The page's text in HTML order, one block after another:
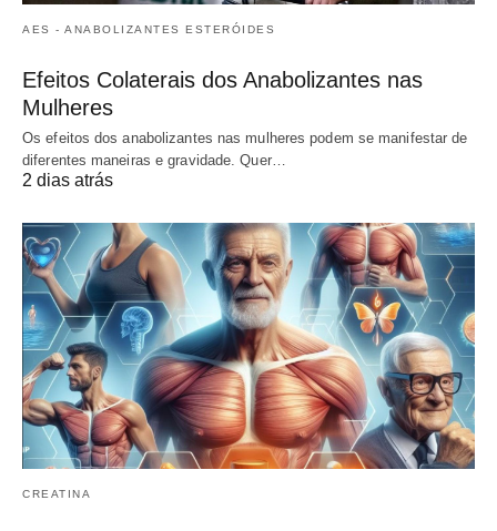
AES - ANABOLIZANTES ESTERÓIDES
Efeitos Colaterais dos Anabolizantes nas
Mulheres
Os efeitos dos anabolizantes nas mulheres podem se manifestar de
diferentes maneiras e gravidade. Quer…
2 dias atrás
CREATINA